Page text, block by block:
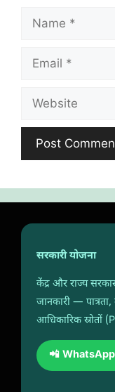
Name
Email
Website
सरकारी योजना
केंद्र और राज्य
जानकारी —
आधिकारिक स्रोतों
📲